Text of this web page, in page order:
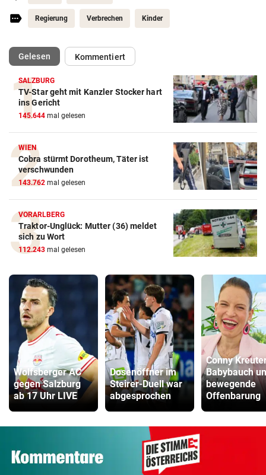
Regierung Verbrechen Kinder
Gelesen(ausgewählt)Kommentiert
SALZBURG
TV-Star geht mit Kanzler Stocker hart
ins Gericht
145.644 mal gelesen
WIEN
Cobra stürmt Dorotheum, Täter ist
verschwunden
143.762 mal gelesen
VORARLBERG
Traktor-Unglück: Mutter (36) meldet
sich zu Wort
112.243 mal gelesen
Wolfsberger AC
gegen Salzburg
ab 17 Uhr LIVE
Dosenöffner im
Steirer-Duell war
abgesprochen
Conny
Babybauch
bewegende
Offenbarung